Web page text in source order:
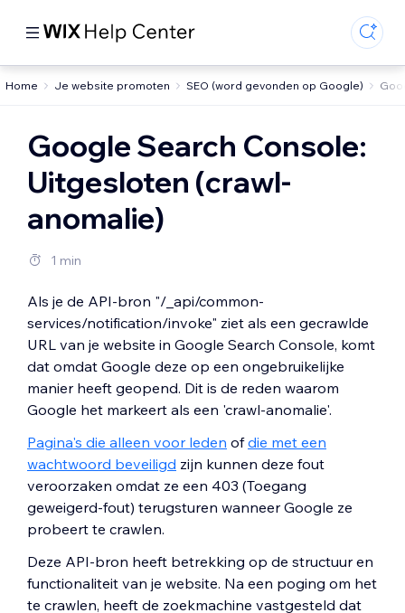
Home Je website promoten SEO (word gevonden op Google)
Google Search Console:
Uitgesloten (crawl-
anomalie)
1 min
Als je de API-bron "/_api/common-
services/notification/invoke" ziet als een gecrawlde
URL van je website in Google Search Console, komt
dat omdat Google deze op een ongebruikelijke
manier heeft geopend. Dit is de reden waarom
Google het markeert als een 'crawl-anomalie'.
Pagina's die alleen voor leden ofdie met een
wachtwoord beveiligd zijn kunnen deze fout
veroorzaken omdat ze een 403 (Toegang
geweigerd-fout) terugsturen wanneer Google ze
probeert te crawlen.
Deze API-bron heeft betrekking op de structuur en
functionaliteit van je website. Na een poging om het
te crawlen, heeft de zoekmachine vastgesteld dat